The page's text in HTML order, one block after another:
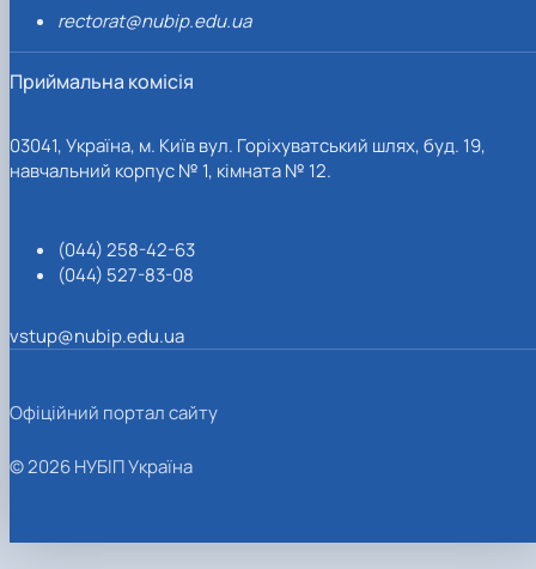
rectorat@nubip.edu.ua
Приймальна комісія
03041, Україна, м. Київ вул. Горіхуватський шлях, буд. 19,
навчальний корпус № 1, кімната № 12.
(044) 258-42-63
(044) 527-83-08
vstup@nubip.edu.ua
Офіційний портал сайту
© 2026 НУБІП Україна